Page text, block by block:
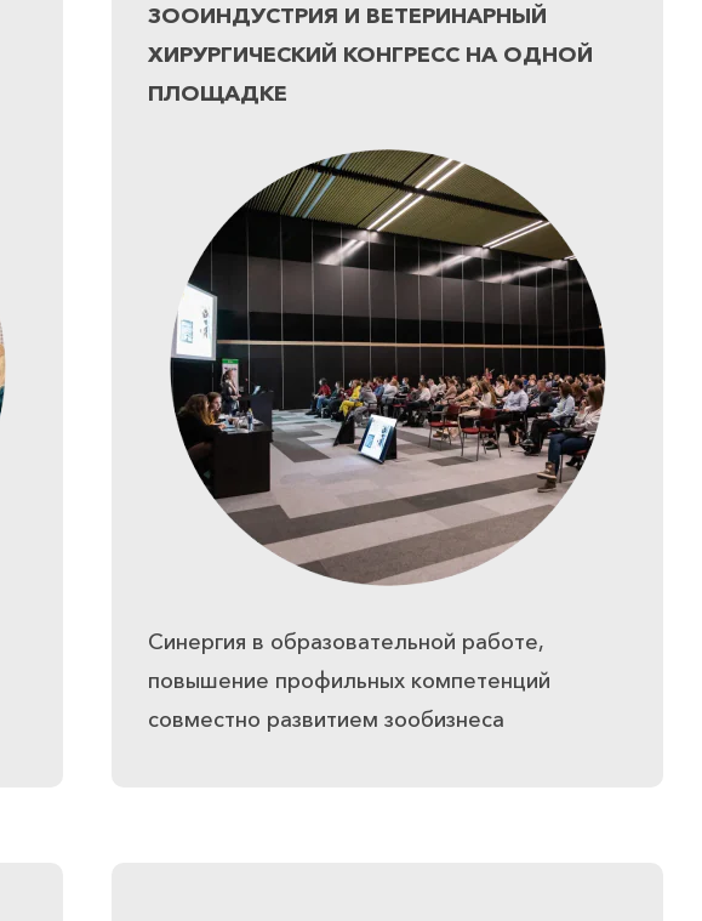
ЗООИНДУСТРИЯ И ВЕТЕРИНАРНЫЙ
ХИРУРГИЧЕСКИЙ КОНГРЕСС НА ОДНОЙ
ПЛОЩАДКЕ
Синергия в образовательной работе,
повышение профильных компетенций
совместно развитием зообизнеса